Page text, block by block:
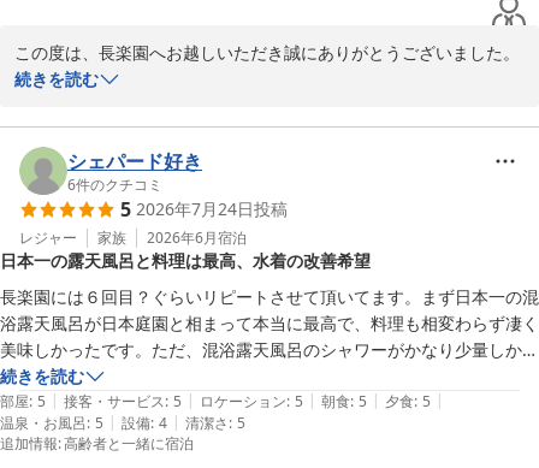
ってすべすべになりました。みなさんどこに行っても優しくて楽しく過
ごせました。ありがとうございました。
この度は、長楽園へお越しいただき誠にありがとうございました。
お子様のお食事につきましては、少しおせっかいかなとも思いまし
せていただきました。結果として、ご家族皆様にちょうどよくお食
事を楽しんでいただけたようで、私どもも本当に嬉しく思っており
ます。
ご家族皆様でのお食事を喜んでいただけたこと、そして当館自慢の
広々とした混浴露天風呂も、皆様ご一緒に楽しまれたとのこと、何
よりでございます。夕方と夜、二度もお入りいただき、温泉でお肌
もすべすべになったとのお言葉に、思わず嬉しくなりました。
「みなさんどこに行っても優しくて楽しく過ごせました」とのお言
葉は、私どもスタッフにとりまして何よりの励みでございます。
これからも、お客様のご家族旅行が楽しい思い出となりますよう、
心を込めておもてなししてまいります。またご家族皆様で、玉造温
泉へ遊びにいらしてくださいませ。皆様のお帰りを、スタッフ一同
心よりお待ちしております。
続きを読む
シェパード好き
6件のクチコミ
5 2026年7月24日投稿
レジャー 家族 2026年6月宿泊
日本一の露天風呂と料理は最高、水着の改善希望
長楽園には６回目？ぐらいリピートさせて頂いてます。まず⽇本⼀の混
浴露天⾵呂が日本庭園と相まって本当に最高で、料理も相変わらず凄く
美味しかったです。ただ、混浴露天⾵呂のシャワーがかなり少量しか出
ないところがありそこは残念でした。
あと希望として自身の身体が大きい為、水着の大きさが小さいです。混
浴露天⾵呂に入る際の紙水着が大きさの種類を作ってほしいなぁと思い
ます。
続きを読む
部屋: 5 | 接客・サービス: 5 | ロケーション: 5 | 朝食: 5 | 夕食: 5 |
温泉・お風呂: 5 | 設備: 4 | 清潔さ: 5
追加情報:高齢者と一緒に宿泊